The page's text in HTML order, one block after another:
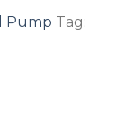
Pump Tag: